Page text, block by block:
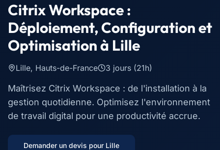
Citrix Workspace :
Déploiement, Configuration et
Optimisationà Lille
Lille, Hauts-de-France 3 jours (21h)
Maîtrisez Citrix Workspace : de l'installation à la
gestion quotidienne. Optimisez l'environnement
de travail digital pour une productivité accrue.
Demander un devis pour Lille